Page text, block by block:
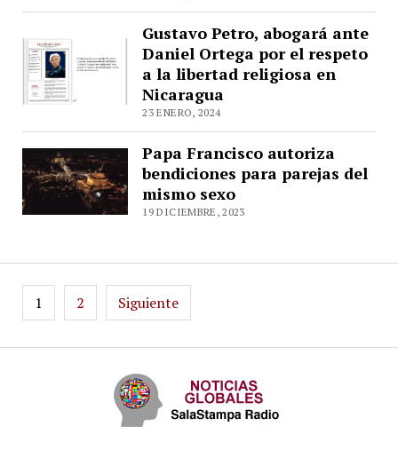
Gustavo Petro, abogará ante
Daniel Ortega por el respeto
a la libertad religiosa en
Nicaragua
23 ENERO, 2024
Papa Francisco autoriza
bendiciones para parejas del
mismo sexo
19 DICIEMBRE, 2023
Paginación
de
1 2 Siguiente